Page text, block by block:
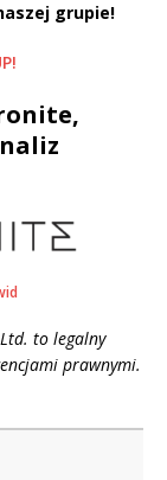
grupie!
to legalny
prawnymi.